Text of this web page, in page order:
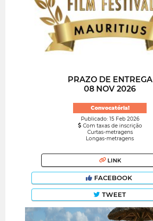
PRAZO DE ENTREGA
08 NOV 2026
Convocatória!
Publicado: 15 Feb 2026
Com taxas de inscrição
Curtas-metragens
Longas-metragens
LINK
FACEBOOK
TWEET